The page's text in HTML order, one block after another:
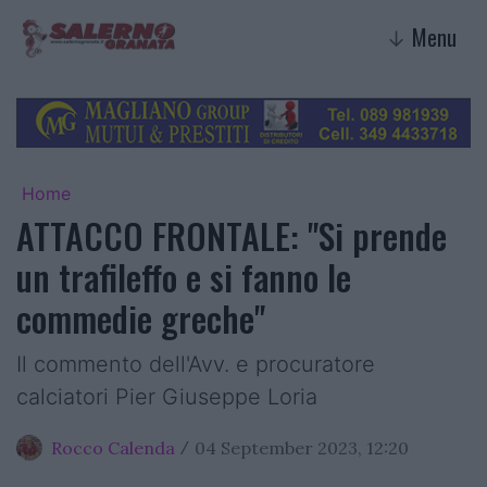
↓ Menu
Home
ATTACCO FRONTALE: "Si prende
un trafileffo e si fanno le
commedie greche"
Il commento dell'Avv. e procuratore
calciatori Pier Giuseppe Loria
Rocco Calenda / 04 September 2023, 12:20